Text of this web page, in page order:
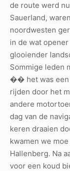
de route werd
Sauerland,
noordwesten
in de wat
glooiender
Sommige leden
�� het was een
rijden door het
andere
dag van de
keren draaien
kwamen we
Hallenberg. Na
voor een koud